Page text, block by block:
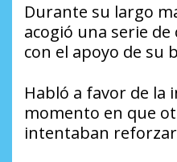
Durante su largo
acogió una serie
con el apoyo de su
Habló a favor de la
momento en que
intentaban